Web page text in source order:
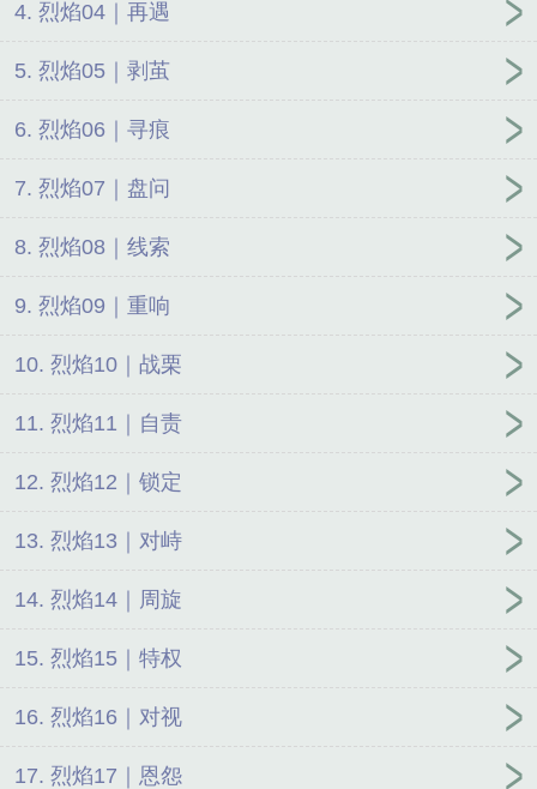
4. 烈焰04｜再遇
5. 烈焰05｜剥茧
6. 烈焰06｜寻痕
7. 烈焰07｜盘问
8. 烈焰08｜线索
9. 烈焰09｜重响
10. 烈焰10｜战栗
11. 烈焰11｜自责
12. 烈焰12｜锁定
13. 烈焰13｜对峙
14. 烈焰14｜周旋
15. 烈焰15｜特权
16. 烈焰16｜对视
17. 烈焰17｜恩怨